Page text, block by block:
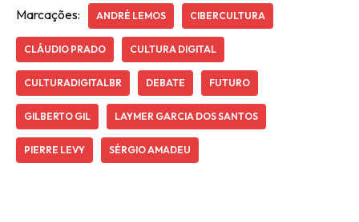
Marcações: ANDRÉ LEMOS CIBERCULTURA
CLÁUDIO PRADO CULTURA DIGITAL
CULTURADIGITALBR DEBATE FUTURO
GILBERTO GIL LAYMER GARCIA DOS SANTOS
PIERRE LEVY SÉRGIO AMADEU